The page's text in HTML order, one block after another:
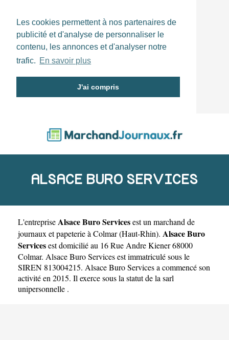
Les cookies permettent à nos partenaires de
publicité et d'analyse de personnaliser le
contenu, les annonces et d'analyser notre
trafic. En savoir plus
J'ai compris
ALSACE BURO SERVICES
L'entrepriseAlsace Buro Servicesest un marchand de
journaux et papeterie à Colmar(Haut-Rhin). Alsace Buro
Servicesest domicilié au 16 Rue Andre Kiener 68000
Colmar. Alsace Buro Services est immatriculé sous le
SIREN 813004215. Alsace Buro Services a commencé son
activité en 2015. Il exerce sous la statut de la sarl
unipersonnelle .